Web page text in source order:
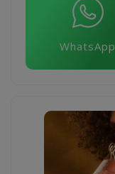
WhatsApp